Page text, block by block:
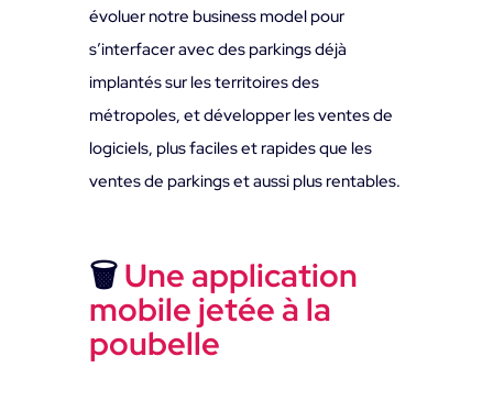
évoluer notre business model pour
s’interfacer avec des parkings déjà
implantés sur les territoires des
métropoles, et développer les ventes de
logiciels, plus faciles et rapides que les
ventes de parkings et aussi plus rentables.
🗑Une application
mobile jetée à la
poubelle